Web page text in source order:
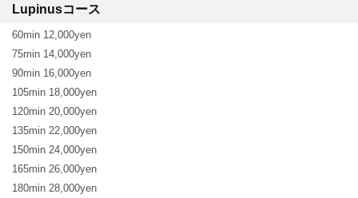
Lupinusコース
60min 12,000yen
75min 14,000yen
90min 16,000yen
105min 18,000yen
120min 20,000yen
135min 22,000yen
150min 24,000yen
165min 26,000yen
180min 28,000yen